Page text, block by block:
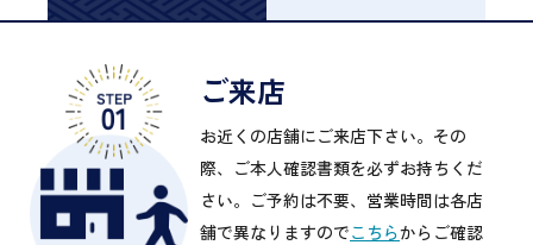
ご来店
お近くの店舗にご来店下さい。その
際、ご本人確認書類を必ずお持ちくだ
さい。ご予約は不要、営業時間は各店
舗で異なりますのでこちらからご確認